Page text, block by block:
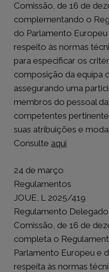
Comissão, de 16 de
complementando o
do Parlamento
respeito às normas
para especificar os
composição da equipa
assegurando uma
membros do pessoal
competentes
suas atribuições e
Consulte aqui
24 de março
Regulamentos
JOUE, L 2025/419
Regulamento
Comissão, de 16 de
completa o
Parlamento Europeu e
respeita às normas